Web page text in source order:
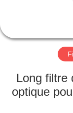
DE
NOUS
VISITE
D'USINE
Long filtre
optique